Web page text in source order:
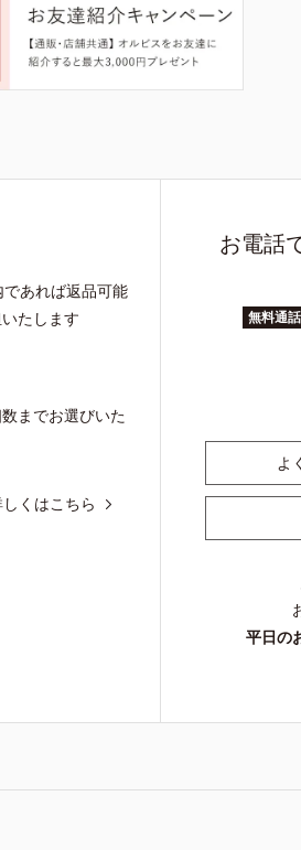
あれば返品可能
たします
までお選びいた
くはこちら
お電話
無料通話
よ
平日の